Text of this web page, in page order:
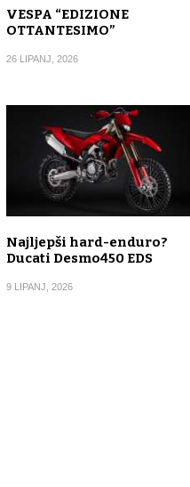
VESPA “EDIZIONE
OTTANTESIMO”
26 LIPANJ, 2026
Najljepši hard-enduro?
Ducati Desmo450 EDS
9 LIPANJ, 2026